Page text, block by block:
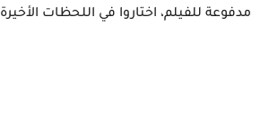
مدفوعة للفيلم، اختاروا في اللحظات الأخيرة